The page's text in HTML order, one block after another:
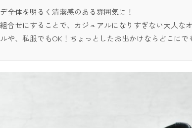
全体を明るく清潔感のある雰囲気に！
合せにすることで、カジュアルになりすぎない大人な
や、私服でもOK！ちょっとしたお出かけならどこにで